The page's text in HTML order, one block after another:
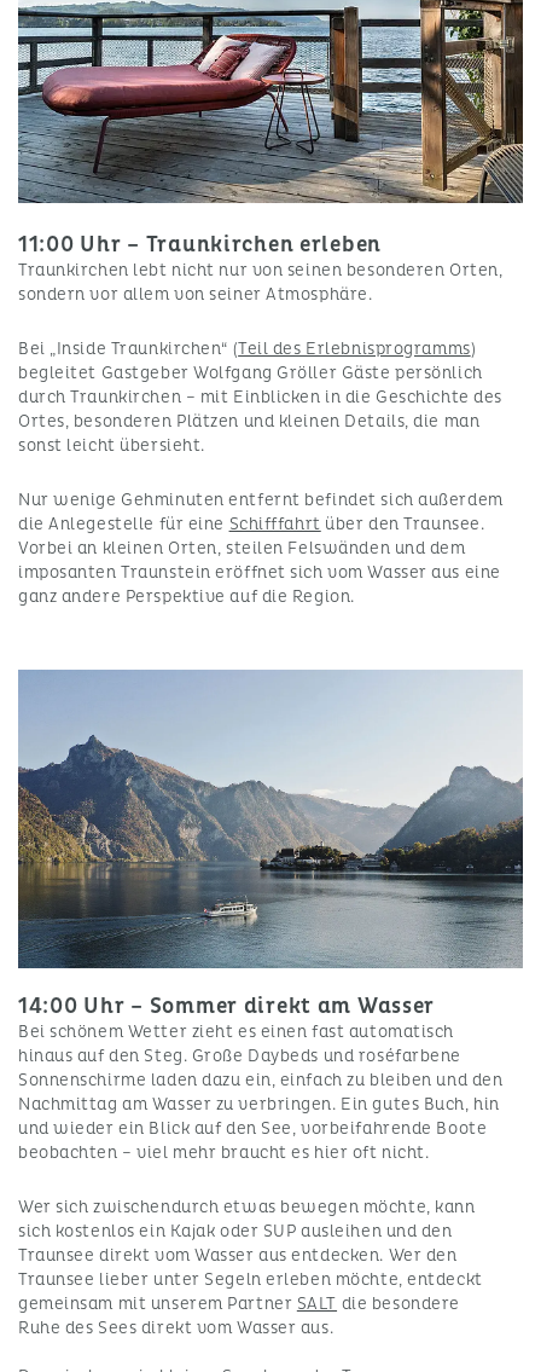
11:00 Uhr – Traunkirchen erleben
Traunkirchen lebt nicht nur von seinen besonderen Orten,
sondern vor allem von seiner Atmosphäre.
Bei „Inside Traunkirchen“ (Teil des Erlebnisprogramms)
begleitet Gastgeber Wolfgang Gröller Gäste persönlich
durch Traunkirchen – mit Einblicken in die Geschichte des
Ortes, besonderen Plätzen und kleinen Details, die man
sonst leicht übersieht.
Nur wenige Gehminuten entfernt befindet sich außerdem
die Anlegestelle für eine Schifffahrt über den Traunsee.
Vorbei an kleinen Orten, steilen Felswänden und dem
imposanten Traunstein eröffnet sich vom Wasser aus eine
ganz andere Perspektive auf die Region.
14:00 Uhr – Sommer direkt am Wasser
Bei schönem Wetter zieht es einen fast automatisch
hinaus auf den Steg. Große Daybeds und roséfarbene
Sonnenschirme laden dazu ein, einfach zu bleiben und den
Nachmittag am Wasser zu verbringen. Ein gutes Buch, hin
und wieder ein Blick auf den See, vorbeifahrende Boote
beobachten – viel mehr braucht es hier oft nicht.
Wer sich zwischendurch etwas bewegen möchte, kann
sich kostenlos ein Kajak oder SUP ausleihen und den
Traunsee direkt vom Wasser aus entdecken. Wer den
Traunsee lieber unter Segeln erleben möchte, entdeckt
gemeinsam mit unserem Partner SALT die besondere
Ruhe des Sees direkt vom Wasser aus.